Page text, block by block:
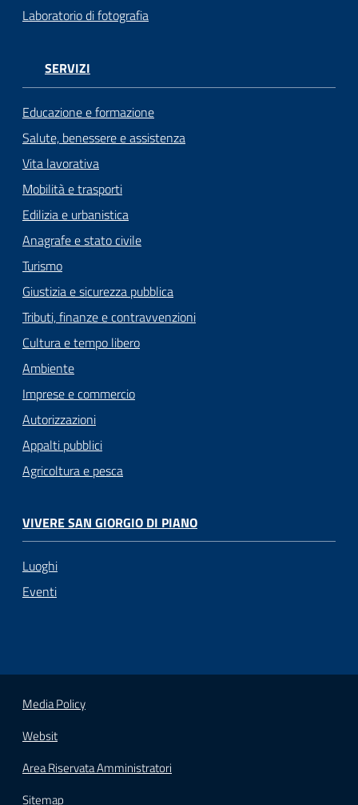
Laboratorio di fotografia
SERVIZI
Educazione e formazione
Salute, benessere e assistenza
Vita lavorativa
Mobilità e trasporti
Edilizia e urbanistica
Anagrafe e stato civile
Turismo
Giustizia e sicurezza pubblica
Tributi, finanze e contravvenzioni
Cultura e tempo libero
Ambiente
Imprese e commercio
Autorizzazioni
Appalti pubblici
Agricoltura e pesca
VIVERE SAN GIORGIO DI PIANO
Luoghi
Eventi
Media Policy
Websit
Area Riservata Amministratori
Sitemap